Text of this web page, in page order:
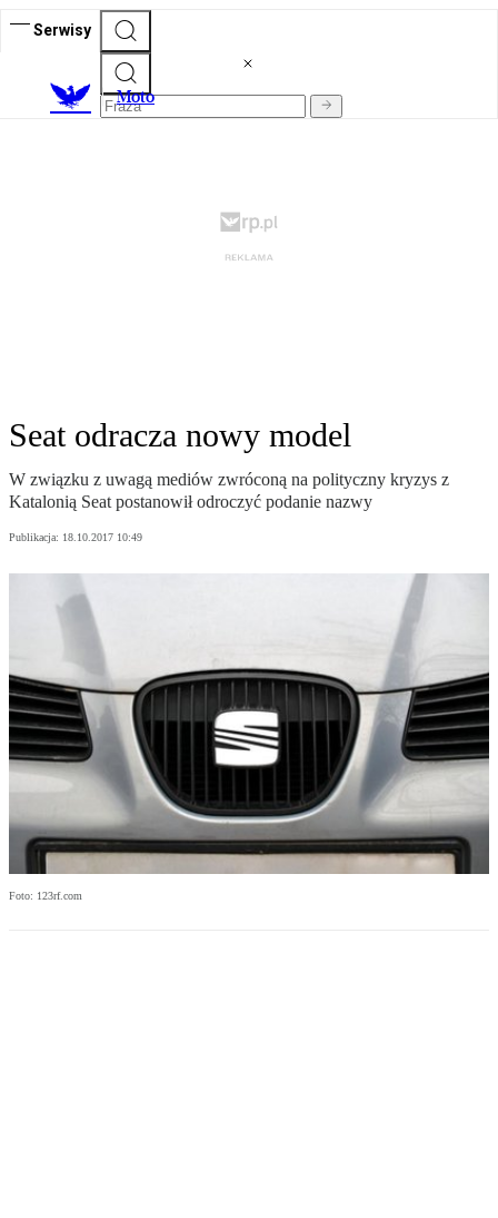
Serwisy
Moto
Seat odracza nowy model
W związku z uwagą mediów zwróconą na polityczny kryzys z
Katalonią Seat postanowił odroczyć podanie nazwy
Publikacja: 18.10.2017 10:49
Foto: 123rf.com